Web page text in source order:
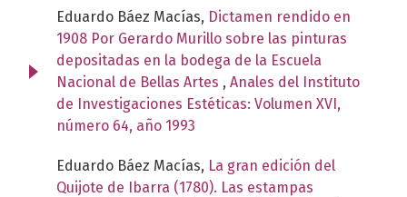
Eduardo Báez Macías, Dictamen rendido en
1908 Por Gerardo Murillo sobre las pinturas
depositadas en la bodega de la Escuela
Nacional de Bellas Artes , Anales del Instituto
de Investigaciones Estéticas: Volumen XVI,
número 64, año 1993
Eduardo Báez Macías, La gran edición del
Quijote de Ibarra (1780). Las estampas